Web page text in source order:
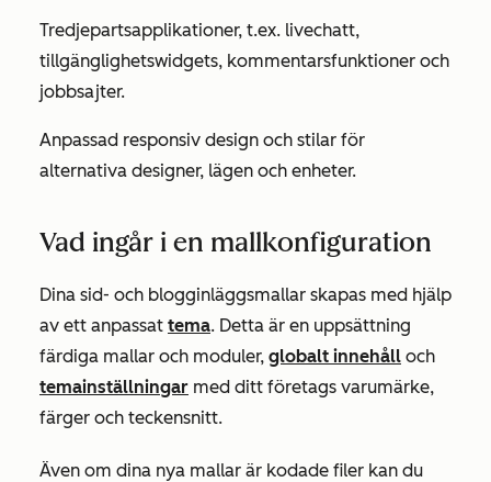
Tredjepartsapplikationer, t.ex. livechatt,
tillgänglighetswidgets, kommentarsfunktioner och
jobbsajter.
Anpassad responsiv design och stilar för
alternativa designer, lägen och enheter.
Vad ingår i en mallkonfiguration
Dina sid- och blogginläggsmallar skapas med hjälp
av ett anpassat tema. Detta är en uppsättning
färdiga mallar och moduler, globalt innehåll och
temainställningar med ditt företags varumärke,
färger och teckensnitt.
Även om dina nya mallar är kodade filer kan du